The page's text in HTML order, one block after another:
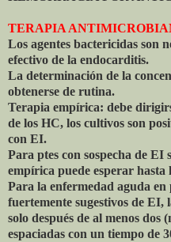
TERAPIA
Los agentes bactericidas son
efectivo de la endocarditis.
La determinación de la
obtenerse de rutina.
Terapia empírica: debe
de los HC, los cultivos son
con EI.
Para ptes con sospecha de EI
empírica puede esperar hasta
Para la enfermedad aguda en
fuertemente sugestivos de EI,
solo después de al menos
espaciadas con un tiempo de